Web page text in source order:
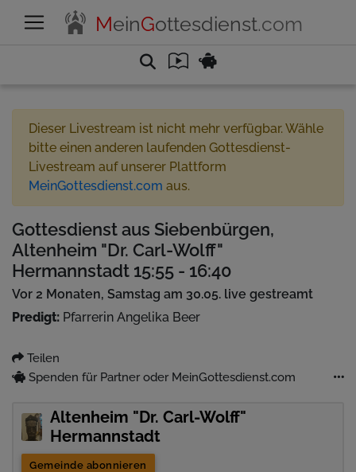
MeinGottesdienst.com
Dieser Livestream ist nicht mehr verfügbar. Wähle
bitte einen anderen laufenden Gottesdienst-
Livestream auf unserer Plattform
MeinGottesdienst.com aus.
Gottesdienst aus Siebenbürgen,
Altenheim "Dr. Carl-Wolff"
Hermannstadt 15:55 - 16:40
Vor 2 Monaten, Samstag am 30.05. live gestreamt
Predigt: Pfarrerin Angelika Beer
Teilen
Spenden für Partner oder MeinGottesdienst.com
Altenheim "Dr. Carl-Wolff"
Hermannstadt
Gemeinde abonnieren